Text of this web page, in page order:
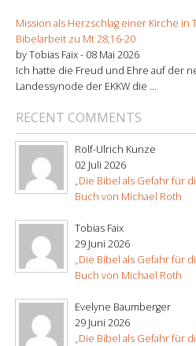
Mission als Herzschlag einer Kirche in
Bibelarbeit zu Mt 28,16-20
by Tobias Faix - 08 Mai 2026
Ich hatte die Freud und Ehre auf der
Landessynode der EKKW die ...
RECENT COMMENTS
Rolf-Ulrich Kunze
02 Juli 2026
„Die Bibel als Gefahr für
Buch von Michael Roth
Tobias Faix
29 Juni 2026
„Die Bibel als Gefahr für
Buch von Michael Roth
Evelyne Baumberger
29 Juni 2026
„Die Bibel als Gefahr für